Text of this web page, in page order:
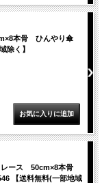
本骨 ひんやり傘
除く】
レース 50cm×8本骨
【送料無料(一部地域